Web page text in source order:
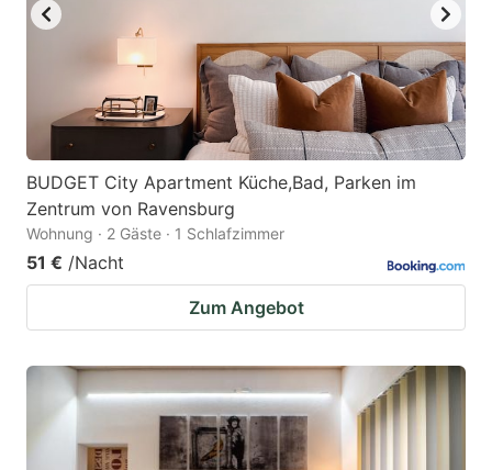
BUDGET City Apartment Küche,Bad, Parken im
Zentrum von Ravensburg
Wohnung · 2 Gäste · 1 Schlafzimmer
51 € /Nacht
Zum Angebot